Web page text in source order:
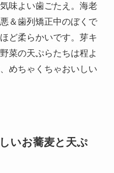
味よい歯ごたえ。海老
＆歯列矯正中のぼくで
ど柔らかいです。芽キ
菜の天ぷらたちは程よ
めちゃくちゃおいしい
いお蕎麦と天ぷ